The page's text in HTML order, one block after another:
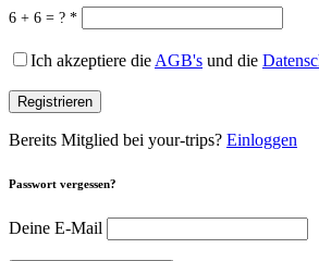
6 + 6 = ? *
Ich akzeptiere die AGB's und die
Registrieren
Bereits Mitglied bei your-trips? Einloggen
Passwort vergessen?
Deine E-Mail